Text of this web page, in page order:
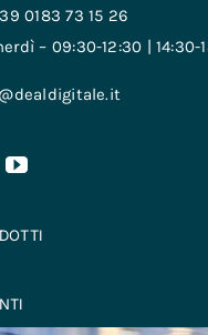
0183 73 15 26
– 09:30-12:30 | 14:30-